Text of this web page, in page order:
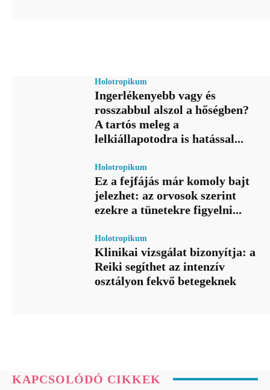
Holotropikum
Ingerlékenyebb vagy és
rosszabbul alszol a hőségben?
A tartós meleg a
lelkiállapotodra is hatással...
Holotropikum
Ez a fejfájás már komoly bajt
jelezhet: az orvosok szerint
ezekre a tünetekre figyelni...
Holotropikum
Klinikai vizsgálat bizonyítja: a
Reiki segíthet az intenzív
osztályon fekvő betegeknek
KAPCSOLÓDÓ CIKKEK